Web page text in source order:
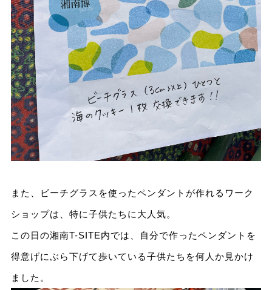
また、ビーチグラスを使ったペンダントが作れるワーク
ショップは、特に子供たちに大人気。
この日の湘南T-SITE内では、自分で作ったペンダントを
得意げにぶら下げて歩いている子供たちを何人か見かけ
ました。